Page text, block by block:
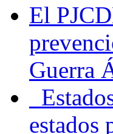
El
Guerra
estados